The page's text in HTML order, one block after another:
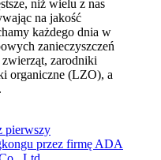
niż wielu z nas
na jakość
każdego dnia w
zanieczyszczeń
zwierząt, zarodniki
organiczne (LZO), a